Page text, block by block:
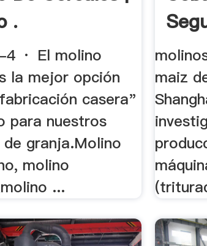
.
4 · El molino
la mejor opción
casera"
para nuestros
de granja.Molino
molino
...
maiz